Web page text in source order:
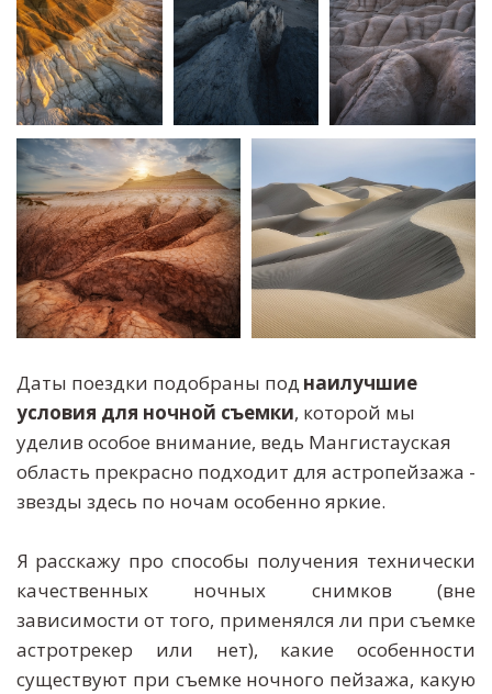
Даты поездки подобраны под наилучшие
условия для ночной съемки, которой мы
уделив особое внимание, ведь Мангистауская
область прекрасно подходит для астропейзажа -
звезды здесь по ночам особенно яркие.
Я расскажу про способы получения технически
качественных ночных снимков (вне
зависимости от того, применялся ли при съемке
астротрекер или нет), какие особенности
существуют при съемке ночного пейзажа, какую